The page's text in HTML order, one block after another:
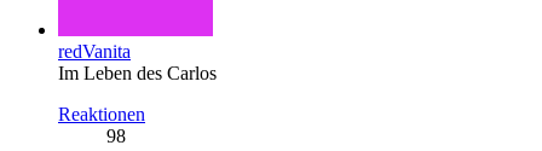
redVanita
Im Leben des Carlos
Reaktionen
98